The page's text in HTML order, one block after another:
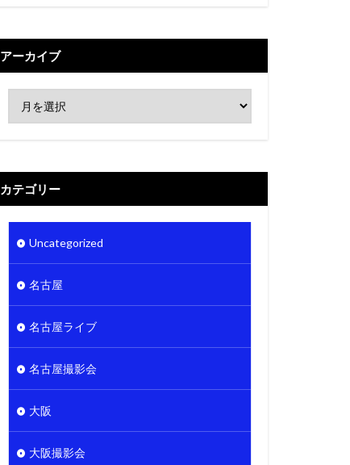
アーカイブ
カテゴリー
Uncategorized
名古屋
名古屋ライブ
名古屋撮影会
大阪
大阪撮影会